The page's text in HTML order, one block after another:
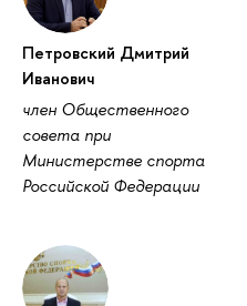
Петровский Дмитрий
Иванович
член Общественного
совета при
Министерстве спорта
Российской Федерации